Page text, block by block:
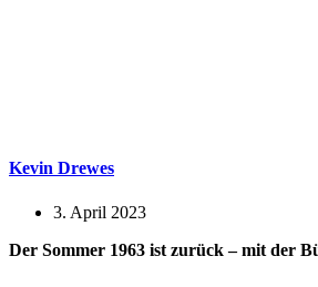
Kevin Drewes
3. April 2023
Der Sommer 1963 ist zurück – mit der